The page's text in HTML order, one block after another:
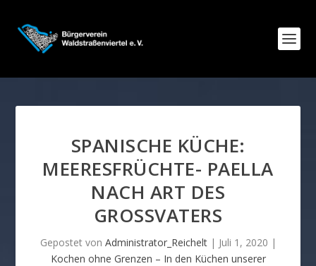
SPANISCHE KÜCHE:
MEERESFRÜCHTE- PAELLA
NACH ART DES
GROSSVATERS
Gepostet von Administrator_Reichelt| Juli 1, 2020 |
Kochen ohne Grenzen – In den Küchen unserer